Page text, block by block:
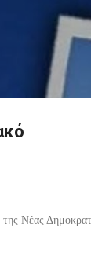
Νέας